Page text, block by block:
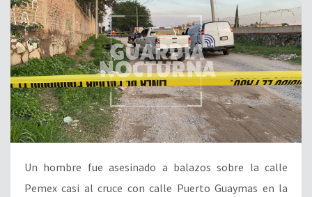
Un hombre fue asesinado a balazos sobre la calle
Pemex casi al cruce con calle Puerto Guaymas en la